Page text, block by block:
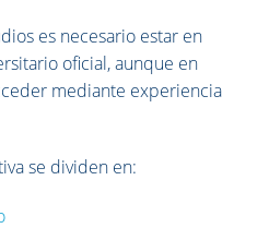
es necesario estar en
oficial, aunque en
mediante experiencia
se dividen en: